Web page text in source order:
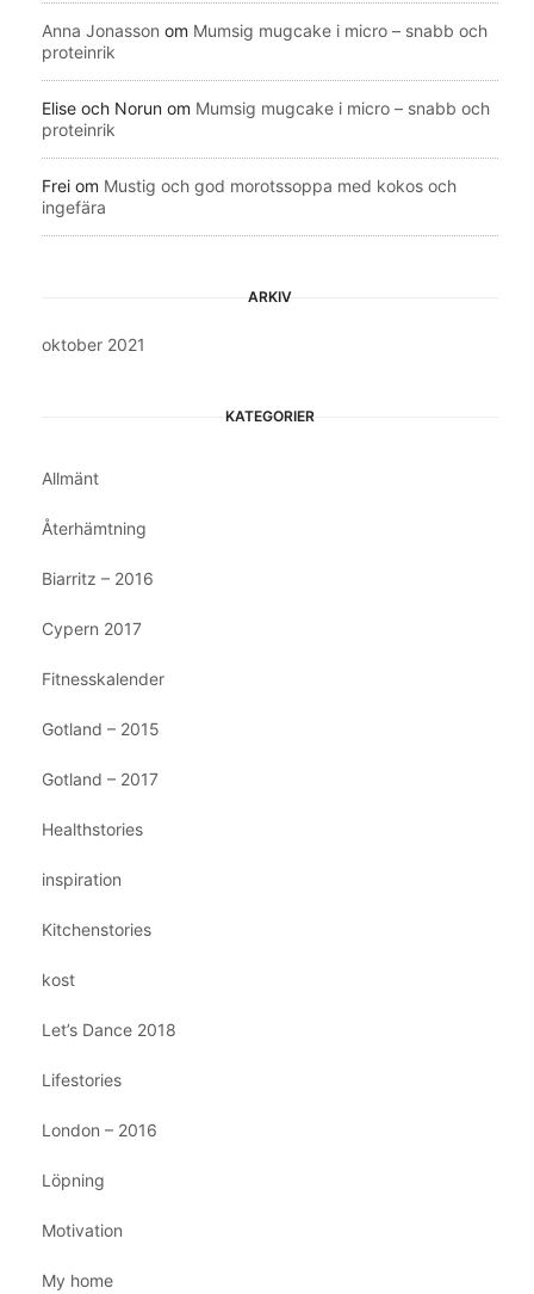
Anna Jonasson om Mumsig mugcake i micro – snabb och
proteinrik
Elise och Norun om Mumsig mugcake i micro – snabb och
proteinrik
Frei om Mustig och god morotssoppa med kokos och
ingefära
ARKIV
oktober 2021
KATEGORIER
Allmänt
Återhämtning
Biarritz – 2016
Cypern 2017
Fitnesskalender
Gotland – 2015
Gotland – 2017
Healthstories
inspiration
Kitchenstories
kost
Let’s Dance 2018
Lifestories
London – 2016
Löpning
Motivation
My home